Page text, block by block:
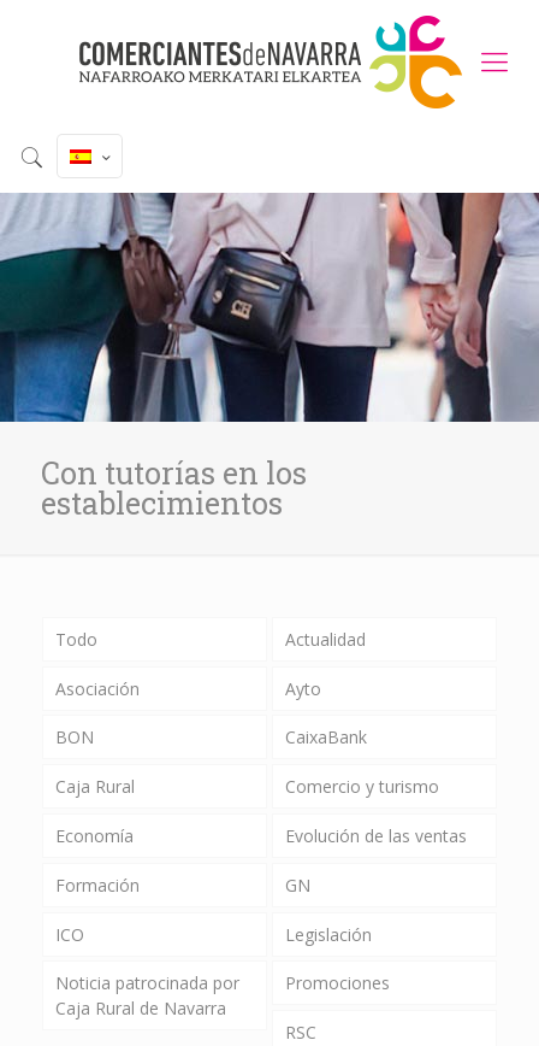
Con tutorías en los
establecimientos
Todo Actualidad
Asociación Ayto
BON CaixaBank
Caja Rural Comercio y turismo
Economía Evolución de las ventas
Formación GN
ICO Legislación
Noticia patrocinada por
Caja Rural de Navarra
Promociones
RSC